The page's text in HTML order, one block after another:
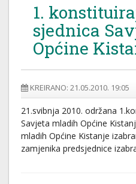
1.
sjednica
Općine
KREIRANO: 21.05.2010. 19:05
21.svibnja 2010. održana
Savjeta mladih Općine
mladih Općine Kistanje
zamjenika predsjednice